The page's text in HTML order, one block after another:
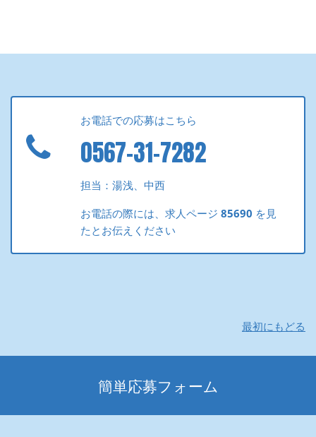
お電話での応募はこちら
0567-31-7282
担当：湯浅、中西
お電話の際には、求人ページ85690 を見
たとお伝えください
最初にもどる
簡単応募フォーム